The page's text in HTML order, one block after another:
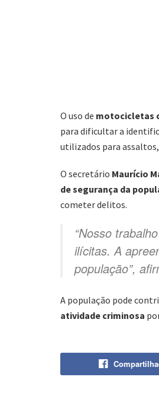
O uso de motocicletas
para dificultar a
utilizados para
O secretário Maurício
de segurança da
cometer delitos.
“Nosso
ilícitas. A
população”,
A população pode
atividade criminosa